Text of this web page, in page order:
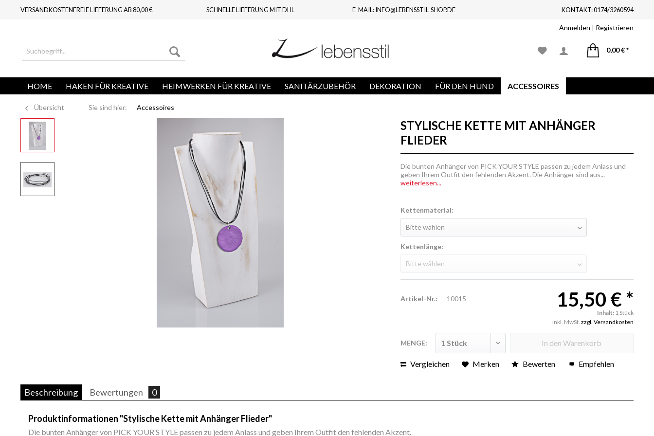
VERSANDKOSTENFREIE LIEFERUNG AB 80,00 € SCHNELLE LIEFERUNG MIT DHL E-MAIL: INFO@LEBENSSTIL-SHOP.DE KONTAKT: 0174/3260594
Anmelden | Registrieren
0,00 € *
HOME HAKEN FÜR KREATIVE HEIMWERKEN FÜR KREATIVE SANITÄRZUBEHÖR DEKORATION FÜR DEN HUND ACCESSOIRES
Übersicht Sie sind hier: Accessoires
STYLISCHE KETTE MIT ANHÄNGER
FLIEDER
Die bunten Anhänger von PICK YOUR STYLE passen zu jedem Anlass und
geben Ihrem Outfit den fehlenden Akzent. Die Anhänger sind aus...
weiterlesen...
Kettenmaterial:
Kettenlänge:
Artikel-Nr.: 10015 15,50 € *
Inhalt: 1 Stück
inkl. MwSt. zzgl. Versandkosten
MENGE: In den Warenkorb
Vergleichen Merken Bewerten Empfehlen
Beschreibung Bewertungen 0
Produktinformationen "Stylische Kette mit Anhänger Flieder"
Die bunten Anhänger von PICK YOUR STYLE passen zu jedem Anlass und geben Ihrem Outfit den fehlenden Akzent.